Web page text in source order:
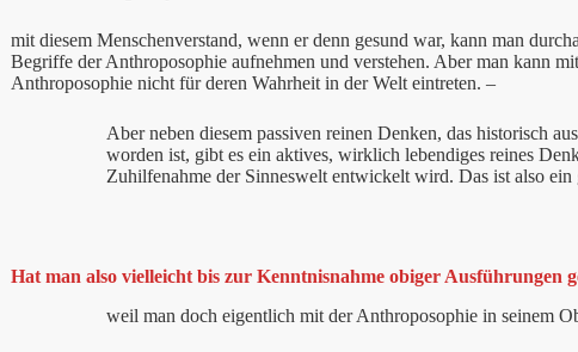
mit diesem Menschenverstand, wenn er denn gesund war, kann man
Begriffe der Anthroposophie aufnehmen und verstehen. Aber man kann
Anthroposophie nicht für deren Wahrheit in der Welt eintreten. –
Aber neben diesem passiven reinen Denken, das historisch
worden ist, gibt es ein aktives, wirklich lebendiges reines
Zuhilfenahme der Sinneswelt entwickelt wird. Das ist also ein
Hat man also vielleicht bis zur Kenntnisnahme obiger Ausführungen
weil man doch eigentlich mit der Anthroposophie in seinem